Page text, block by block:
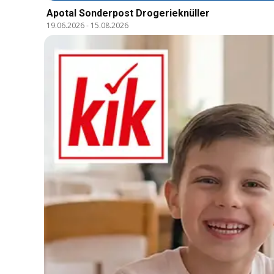
Apotal Sonderpost Drogerieknüller
19.06.2026- 15.08.2026